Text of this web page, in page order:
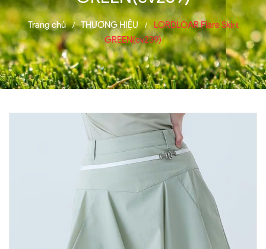
Trang chủ / THƯƠNG HIỆU /
LORDLOAR Flare Skirt
GREEN(cv239)